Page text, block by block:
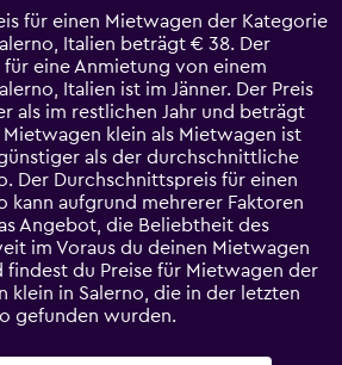
für einen Mietwagen der Kategorie
Italien beträgt € 38. Der
eine Anmietung von einem
Italien ist im Jänner. Der Preis
als im restlichen Jahr und beträgt
Mietwagen klein als Mietwagen ist
als der durchschnittliche
Der Durchschnittspreis für einen
kann aufgrund mehrerer Faktoren
Angebot, die Beliebtheit des
im Voraus du deinen Mietwagen
findest du Preise für Mietwagen der
klein in Salerno, die in der letzten
gefunden wurden.